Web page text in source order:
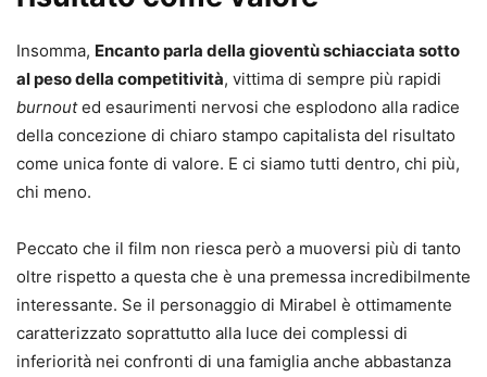
Insomma, Encanto parla della gioventù schiacciata sotto
al peso della competitività, vittima di sempre più rapidi
burnouted esaurimenti nervosi che esplodono alla radice
della concezione di chiaro stampo capitalista del risultato
come unica fonte di valore. E ci siamo tutti dentro, chi più,
chi meno.
Peccato che il film non riesca però a muoversi più di tanto
oltre rispetto a questa che è una premessa incredibilmente
interessante. Se il personaggio di Mirabel è ottimamente
caratterizzato soprattutto alla luce dei complessi di
inferiorità nei confronti di una famiglia anche abbastanza